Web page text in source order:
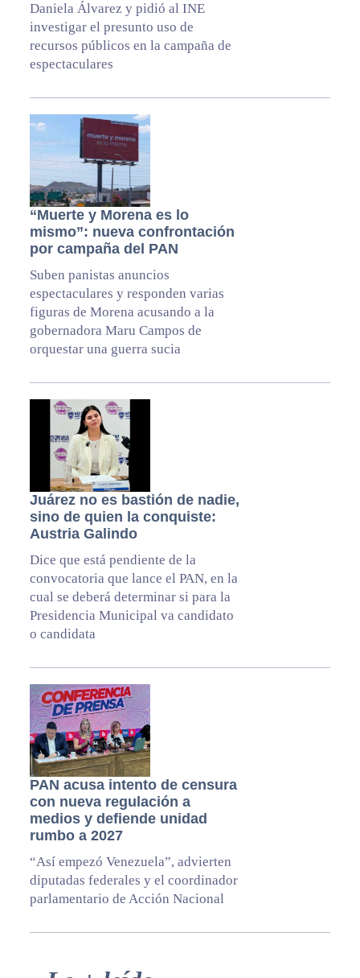
Daniela Álvarez y pidió al INE
investigar el presunto uso de
recursos públicos en la campaña de
espectaculares
“Muerte y Morena es lo
mismo”: nueva confrontación
por campaña del PAN
Suben panistas anuncios
espectaculares y responden varias
figuras de Morena acusando a la
gobernadora Maru Campos de
orquestar una guerra sucia
Juárez no es bastión de nadie,
sino de quien la conquiste:
Austria Galindo
Dice que está pendiente de la
convocatoria que lance el PAN, en la
cual se deberá determinar si para la
Presidencia Municipal va candidato
o candidata
PAN acusa intento de censura
con nueva regulación a
medios y defiende unidad
rumbo a 2027
“Así empezó Venezuela”, advierten
diputadas federales y el coordinador
parlamentario de Acción Nacional